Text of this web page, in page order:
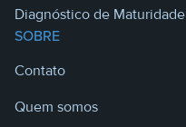
Diagnóstico de Maturidade
SOBRE
Contato
Quem somos